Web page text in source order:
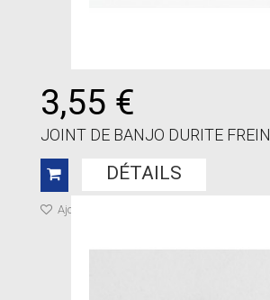
3,55 €
JOINT DE BANJO DURITE FREIN
DÉTAILS
Ajouter à ma liste de cadeaux